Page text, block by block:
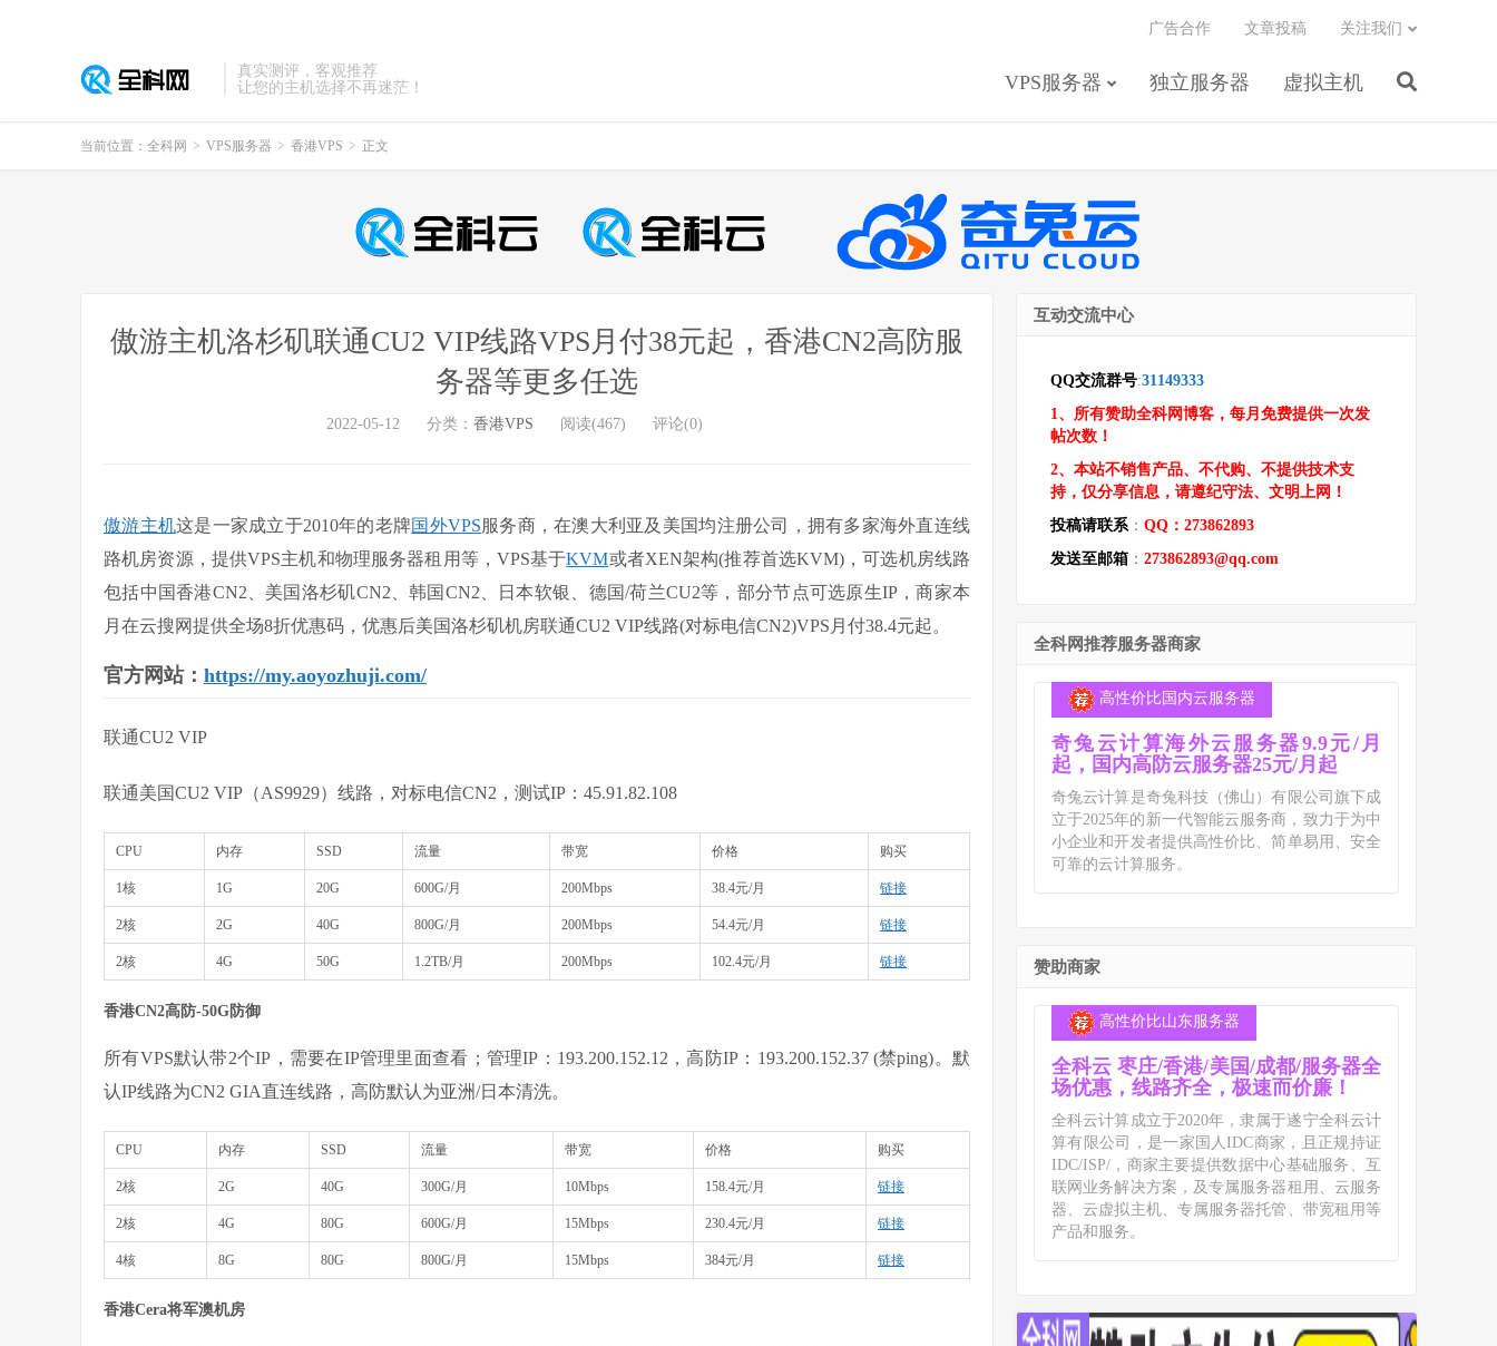
真实测评，客观推荐
让您的主机选择不再迷茫！
VPS服务器 独立服务器 虚拟主机
广告合作 文章投稿 关注我们
当前位置： 全科网 > VPS服务器 > 香港VPS > 正文
傲游主机洛杉矶联通CU2 VIP线路VPS月付38元起，香港CN2高防服
务器等更多任选
2022-05-12 分类： 香港VPS 阅读(467) 评论(0)
傲游主机这是一家成立于2010年的老牌国外VPS服务商，在澳大利亚及美国均注册公司，拥有多家海外直连线
路机房资源，提供VPS主机和物理服务器租用等，VPS基于KVM或者XEN架构(推荐首选KVM)，可选机房线路
包括中国香港CN2、美国洛杉矶CN2、韩国CN2、日本软银、德国/荷兰CU2等，部分节点可选原生IP，商家本
月在云搜网提供全场8折优惠码，优惠后美国洛杉矶机房联通CU2 VIP线路(对标电信CN2)VPS月付38.4元起。
官方网站： https://my.aoyozhuji.com/
联通CU2 VIP
联通美国CU2 VIP（AS9929）线路，对标电信CN2，测试IP：45.91.82.108
CPU 内存 SSD 流量 带宽 价格 购买
1核 1G 20G 600G/月 200Mbps 38.4元/月 链接
2核 2G 40G 800G/月 200Mbps 54.4元/月 链接
2核 4G 50G 1.2TB/月 200Mbps 102.4元/月 链接
香港CN2高防-50G防御
所有VPS默认带2个IP，需要在IP管理里面查看；管理IP：193.200.152.12，高防IP：193.200.152.37 (禁ping)。默
认IP线路为CN2 GIA直连线路，高防默认为亚洲/日本清洗。
CPU 内存 SSD 流量 带宽 价格 购买
2核 2G 40G 300G/月 10Mbps 158.4元/月 链接
2核 4G 80G 600G/月 15Mbps 230.4元/月 链接
4核 8G 80G 800G/月 15Mbps 384元/月 链接
香港Cera将军澳机房
互动交流中心
QQ交流群号:31149333
1、所有赞助全科网博客，每月免费提供一次发
帖次数！
2、本站不销售产品、不代购、不提供技术支
持，仅分享信息，请遵纪守法、文明上网！
投稿请联系： QQ：273862893
发送至邮箱 ： 273862893@qq.com
全科网推荐服务器商家
高性价比国内云服务器
奇兔云计算海外云服务器9.9元/月
起，国内高防云服务器25元/月起
奇兔云计算是奇兔科技（佛山）有限公司旗下成
立于2025年的新一代智能云服务商，致力于为中
小企业和开发者提供高性价比、简单易用、安全
可靠的云计算服务。
赞助商家
高性价比山东服务器
全科云 枣庄/香港/美国/成都/服务器全
场优惠，线路齐全，极速而价廉！
全科云计算成立于2020年，隶属于遂宁全科云计
算有限公司，是一家国人IDC商家，且正规持证
IDC/ISP/，商家主要提供数据中心基础服务、互
联网业务解决方案，及专属服务器租用、云服务
器、云虚拟主机、专属服务器托管、带宽租用等
产品和服务。